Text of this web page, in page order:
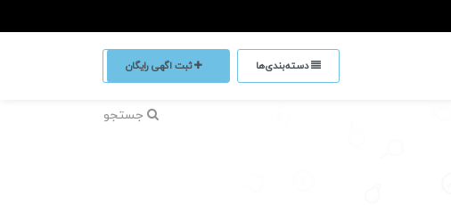
دسته‌بندی‌ها ثبت اگهی رایگان
جستجو